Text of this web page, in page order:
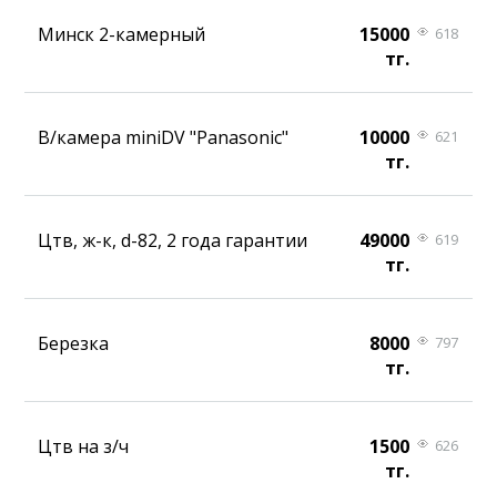
Минск 2-камерный
15000
тг.
618
В/камера miniDV "Panasonic"
10000
тг.
621
Цтв, ж-к, d-82, 2 года гарантии
49000
тг.
619
Березка
8000
тг.
797
Цтв на з/ч
1500
тг.
626